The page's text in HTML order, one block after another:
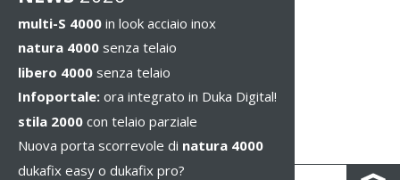
multi-S 4000 in look acciaio inox
natura 4000 senza telaio
libero 4000 senza telaio
Infoportale: ora integrato in Duka Digital!
stila 2000 con telaio parziale
Nuova porta scorrevole di natura 4000
dukafix easy o dukafix pro?